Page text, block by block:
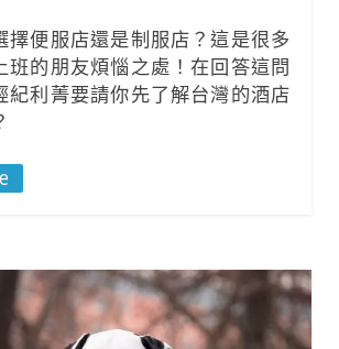
擇便服店還是制服店？這是很多
班的朋友煩惱之處！在回答這問
紀利菁要請你先了解台灣的酒店